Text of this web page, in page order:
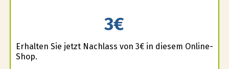
3€
Erhalten Sie jetzt Nachlass von 3€ in diesem Online-
Shop.